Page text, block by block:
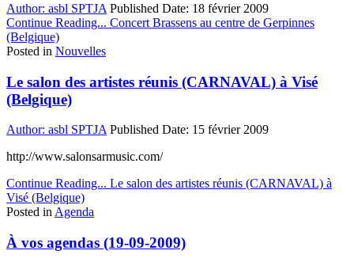
Author: asbl SPTJA Published Date: 18 février 2009
Continue Reading... Concert Brassens au centre de Gerpinnes
(Belgique)
Posted in Nouvelles
Le salon des artistes réunis (CARNAVAL) à Visé
(Belgique)
Author: asbl SPTJA Published Date: 15 février 2009
http://www.salonsarmusic.com/
Continue Reading... Le salon des artistes réunis (CARNAVAL) à
Visé (Belgique)
Posted in Agenda
À vos agendas (19-09-2009)